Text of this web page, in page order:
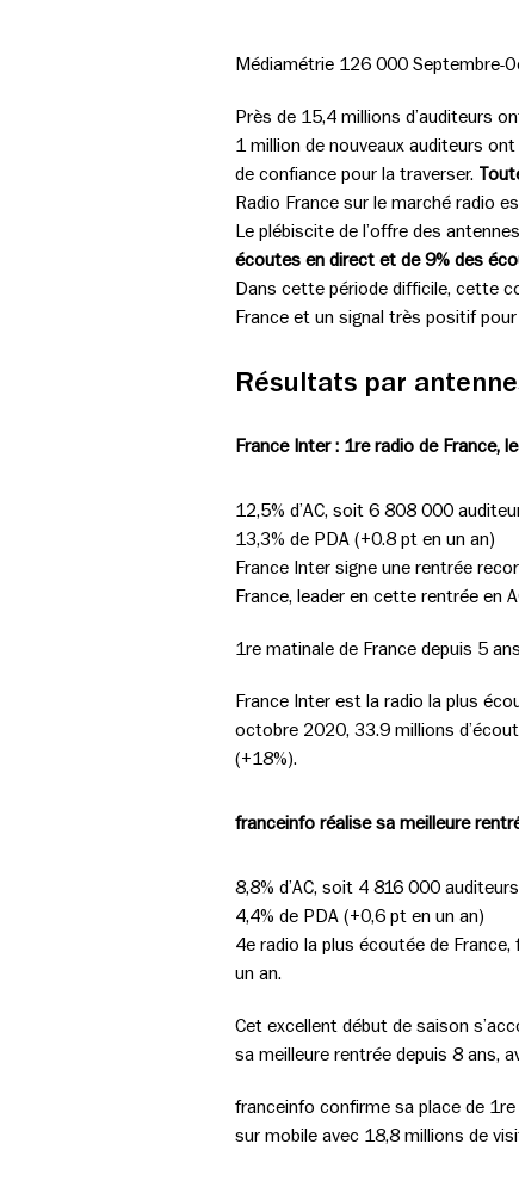
Médiamétrie 126 000 Septembre-
Près de 15,4 millions d’auditeurs
1 million de nouveaux auditeurs
de confiance pour la traverser.
Radio France sur le marché radio
Le plébiscite de l’offre des
écoutes en direct et de 9% des
Dans cette période difficile, cette
France et un signal très positif
Résultats par
France Inter : 1re radio de France,
12,5% d’AC, soit 6 808 000
13,3% de PDA (+0.8 pt en un an)
France Inter signe une rentrée
France, leader en cette rentrée en
1re matinale de France depuis 5
France Inter est la radio la plus
octobre 2020, 33.9 millions
(+18%).
franceinfo réalise sa meilleure
8,8% d’AC, soit 4 816 000
4,4% de PDA (+0,6 pt en un an)
4e radio la plus écoutée de
un an.
Cet excellent début de saison
sa meilleure rentrée depuis 8 ans,
franceinfo confirme sa place de
sur mobile avec 18,8 millions de